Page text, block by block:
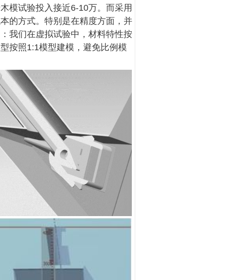
模试验投入接近6-10万。而采用
的方式。特别是在精度方面，并
我们在虚拟试验中，材料特性按
按照1:1模型建模，避免比例模